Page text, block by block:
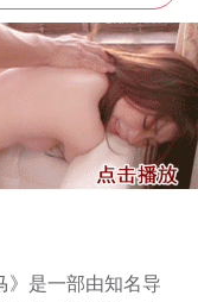
》是一部由知名导